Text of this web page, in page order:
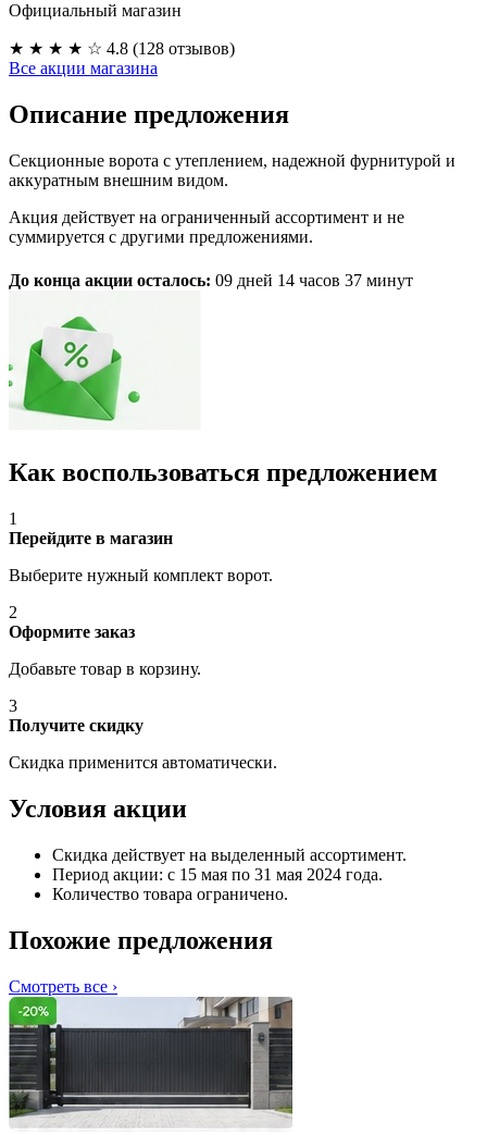
Официальный магазин
★ ★ ★ ★ ☆ 4.8 (128 отзывов)
Все акции магазина
Описание предложения
Секционные ворота с утеплением, надежной фурнитурой и
аккуратным внешним видом.
Акция действует на ограниченный ассортимент и не
суммируется с другими предложениями.
До конца акции осталось: 09 дней 14 часов 37 минут
Как воспользоваться предложением
1
Перейдите в магазин
Выберите нужный комплект ворот.
2
Оформите заказ
Добавьте товар в корзину.
3
Получите скидку
Скидка применится автоматически.
Условия акции
Скидка действует на выделенный ассортимент.
Период акции: с 15 мая по 31 мая 2024 года.
Количество товара ограничено.
Похожие предложения
Смотреть все ›